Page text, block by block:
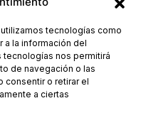
tecnologías como
a la información del
nos permitirá
de navegación o las
consentir o retirar el
a ciertas
la salud o de
sido
la entrega.
que
y teniendo